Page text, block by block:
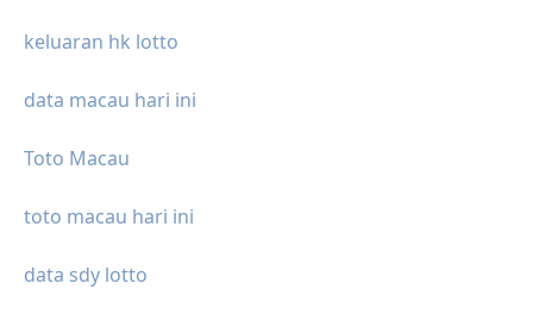
keluaran hk lotto
data macau hari ini
Toto Macau
toto macau hari ini
data sdy lotto